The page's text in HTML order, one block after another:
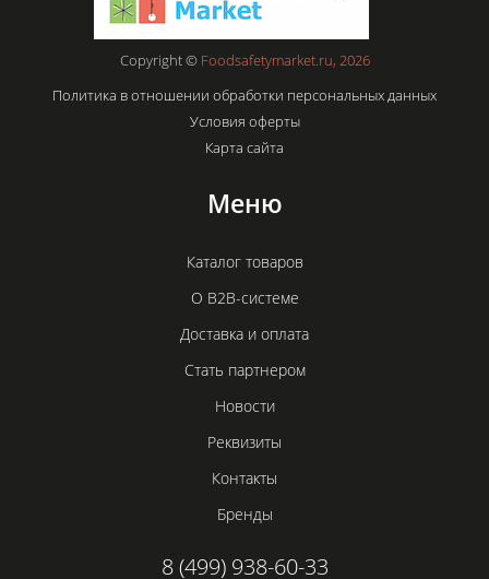
Copyright © Foodsafetymarket.ru, 2026
Политика в отношении обработки персональных данных
Условия оферты
Карта сайта
Меню
Каталог товаров
О B2B-системе
Доставка и оплата
Стать партнером
Новости
Реквизиты
Контакты
Бренды
8 (499) 938-60-33